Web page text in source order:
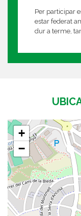
Per participar
estar federat
dur a terme,
+
−